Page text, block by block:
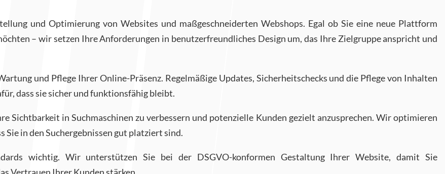
und Optimierung von Websites und maßgeschneiderten Webshops. Egal ob Sie eine neue Plattform
– wir setzen Ihre Anforderungen in benutzerfreundliches Design um, das Ihre Zielgruppe anspricht und
und Pflege Ihrer Online-Präsenz. Regelmäßige Updates, Sicherheitschecks und die Pflege von Inhalten
dass sie sicher und funktionsfähig bleibt.
Sichtbarkeit in Suchmaschinen zu verbessern und potenzielle Kunden gezielt anzusprechen. Wir optimieren
Sie in den Suchergebnissen gut platziert sind.
wichtig. Wir unterstützen Sie bei der DSGVO-konformen Gestaltung Ihrer Website, damit Sie